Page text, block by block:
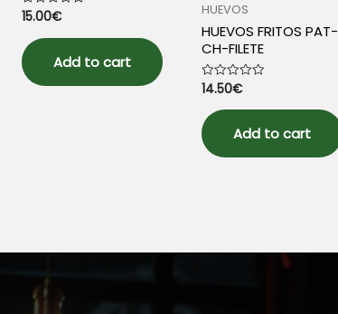
Rated
of
5
15.00€
Add to cart
HUEVOS
HUEVOS FRITOS PAT-
CH-FILETE
Rated
0
out
of
5
14.50€
Add to cart